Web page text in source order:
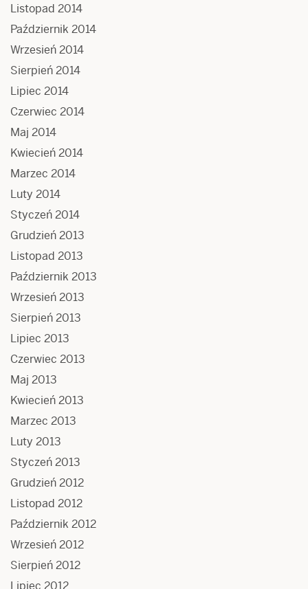
Listopad 2014
Październik 2014
Wrzesień 2014
Sierpień 2014
Lipiec 2014
Czerwiec 2014
Maj 2014
Kwiecień 2014
Marzec 2014
Luty 2014
Styczeń 2014
Grudzień 2013
Listopad 2013
Październik 2013
Wrzesień 2013
Sierpień 2013
Lipiec 2013
Czerwiec 2013
Maj 2013
Kwiecień 2013
Marzec 2013
Luty 2013
Styczeń 2013
Grudzień 2012
Listopad 2012
Październik 2012
Wrzesień 2012
Sierpień 2012
Lipiec 2012